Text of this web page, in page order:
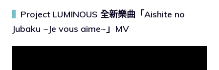
Project LUMINOUS 全新樂曲「Aishite no
Jubaku ~Je vous aime~」MV